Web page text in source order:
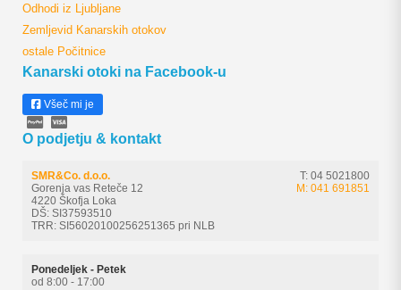
Odhodi iz Ljubljane
Zemljevid Kanarskih otokov
ostale Počitnice
Kanarski otoki na Facebook-u
Všeč mi je
O podjetju & kontakt
SMR&Co. d.o.o.
Gorenja vas Reteče 12
4220 Škofja Loka
DŠ: SI37593510
TRR: SI56020100256251365 pri NLB
T: 04 5021800
M: 041 691851
Ponedeljek - Petek
od 8:00 - 17:00